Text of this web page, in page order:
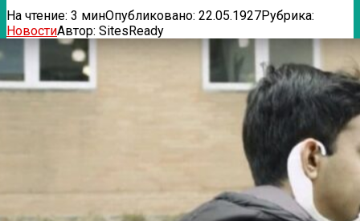
На чтение: 3 минОпубликовано: 22.05.1927Рубрика:
НовостиАвтор: SitesReady